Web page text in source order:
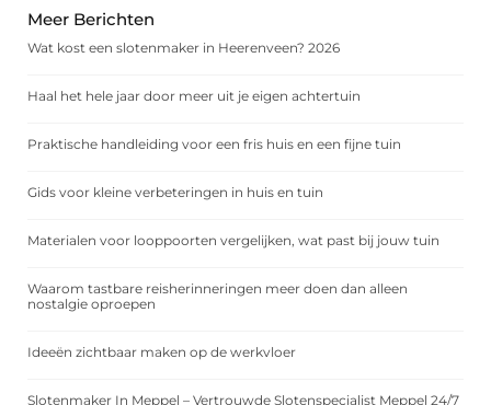
Meer Berichten
Wat kost een slotenmaker in Heerenveen? 2026
Haal het hele jaar door meer uit je eigen achtertuin
Praktische handleiding voor een fris huis en een fijne tuin
Gids voor kleine verbeteringen in huis en tuin
Materialen voor looppoorten vergelijken, wat past bij jouw tuin
Waarom tastbare reisherinneringen meer doen dan alleen
nostalgie oproepen
Ideeën zichtbaar maken op de werkvloer
Slotenmaker In Meppel – Vertrouwde Slotenspecialist Meppel 24/7